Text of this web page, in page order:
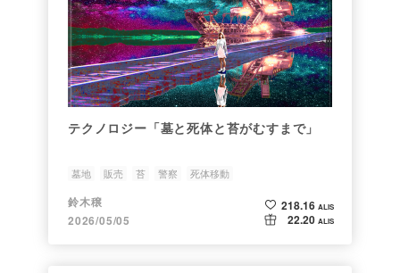
テクノロジー「墓と死体と苔がむすまで」
墓地 販売 苔 警察 死体移動
鈴木穣
2026/05/05
218.16 ALIS
22.20 ALIS